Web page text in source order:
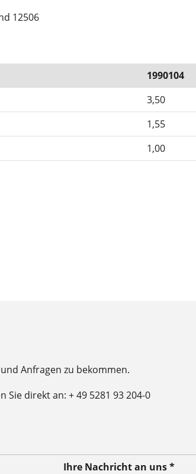
12506
1990104
3,50
1,55
1,00
Anfragen zu bekommen.
direkt an: + 49 5281 93 204-0
Ihre Nachricht an uns *